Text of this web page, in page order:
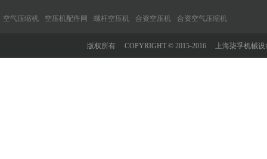
空气压缩机 空压机配件网 螺杆空压机 合资空压机 合资空气压缩机
版权所有 COPYRIGHT © 2015-2016 上海柒孚机